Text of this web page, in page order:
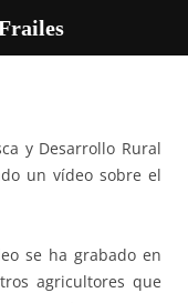
y Desarrollo Rural
un vídeo sobre el
se ha grabado en
agricultores que